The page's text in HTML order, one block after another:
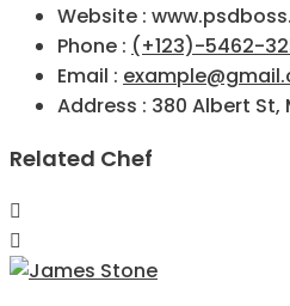
Website :
Phone : (+123)-5462-
Email :
Address : 380 Albert St,
Related Chef